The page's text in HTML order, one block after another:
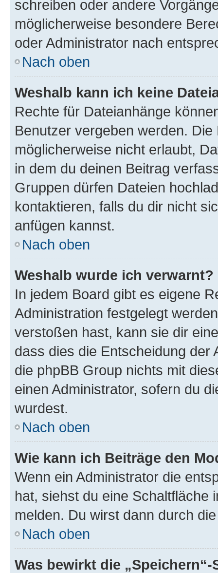
schreiben oder andere
möglicherweise besondere
oder Administrator nach
Nach oben
Weshalb kann ich keine
Rechte für Dateianhänge
Benutzer vergeben werden.
möglicherweise nicht erlaubt,
in dem du deinen Beitrag
Gruppen dürfen Dateien
kontaktieren, falls du dir nicht
anfügen kannst.
Nach oben
Weshalb wurde ich verwarnt?
In jedem Board gibt es eigene
Administration festgelegt
verstoßen hast, kann sie dir
dass dies die Entscheidung der
die phpBB Group nichts mit
einen Administrator, sofern du
wurdest.
Nach oben
Wie kann ich Beiträge den
Wenn ein Administrator die
hat, siehst du eine Schaltfläche
melden. Du wirst dann durch
Nach oben
Was bewirkt die